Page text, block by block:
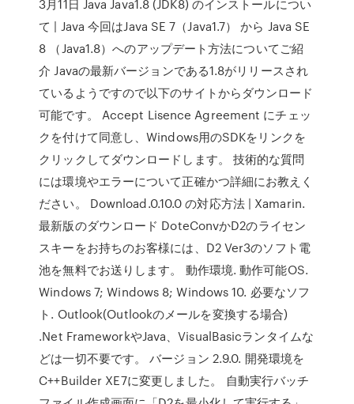
3月11日 Java Java1.8 (JDK8) のインストールについ
て | Java 今回はJava SE 7（Java1.7） から Java SE
8 （Java1.8）へのアップデート方法についてご紹
介 Javaの最新バージョンである1.8がリリースされ
ているようですので以下のサイトからダウンロード
可能です。 Accept Lisence Agreement にチェッ
クを付けて同意し、Windows用のSDKをリンクを
クリックしてダウンロードします。 技術的な質問
には環境やエラーについて正確かつ詳細にお教えく
ださい。 Download.0.10.0 の対応方法 | Xamarin.
最新版のダウンロード DoteConvかD2のライセン
スキーをお持ちのお客様には、D2 Ver3のソフト電
池を無料でお送りします。 動作環境. 動作可能OS.
Windows 7; Windows 8; Windows 10. 必要なソフ
ト. Outlook(Outlookのメールを変換する場合)
.Net FrameworkやJava、VisualBasicランタイムな
どは一切不要です。 バージョン 2.9.0. 開発環境を
C++Builder XE7に変更しました。 自動実行バッチ